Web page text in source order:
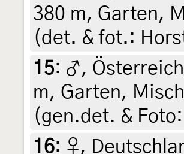
380 m, Garten,
(det. & fot.:
15: ♂,
m, Garten,
(gen.det. &
16: ♀,